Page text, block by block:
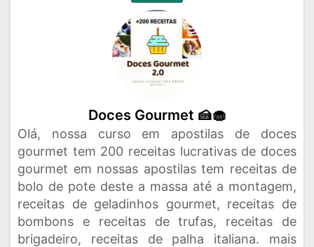
Doces Gourmet 🍰🧁
Olá, nossa curso em apostilas de doces
gourmet tem 200 receitas lucrativas de doces
gourmet em nossas apostilas tem receitas de
bolo de pote deste a massa até a montagem,
receitas de geladinhos gourmet, receitas de
bombons e receitas de trufas, receitas de
brigadeiro, receitas de palha italiana. mais